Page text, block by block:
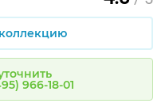
966-18-01